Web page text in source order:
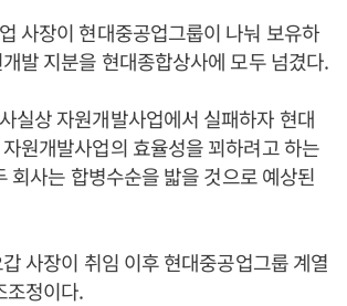
사장이 현대중공업그룹이 나눠 보유하
발 지분을 현대종합상사에 모두 넘겼다.
실상 자원개발사업에서 실패하자 현대
원개발사업의 효율성을 꾀하려고 하는
회사는 합병수순을 밟을 것으로 예상된
사장이 취임 이후 현대중공업그룹 계열
조정이다.